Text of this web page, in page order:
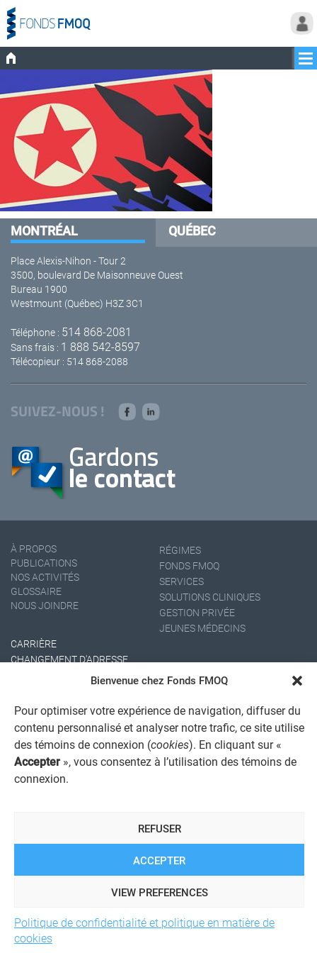
Bienvenue chez Fonds FMOQ
Pour optimiser votre expérience de navigation, diffuser du
contenu personnalisé et analyser notre trafic, ce site utilise
des témoins de connexion (cookies). En cliquant sur «
Accepter », vous consentez à l’utilisation des témoins de
connexion.
ACCEPTER
REFUSER
VIEW PREFERENCES
Politique de confidentialité et politique en matière de
cookies
MONTRÉAL QUÉBEC
Place Alexis-Nihon - Tour 2
3500, boulevard De Maisonneuve Ouest
Bureau 1900
Westmount (Québec) H3Z 3C1
Téléphone : 514 868-2081
Sans frais : 1 888 542-8597
Télécopieur : 514 868-2088
SUIVEZ-NOUS !
À PROPOS
PUBLICATIONS
NOS ACTIVITÉS
GLOSSAIRE
NOUS JOINDRE
RÉGIMES
FONDS FMOQ
SERVICES
SOLUTIONS CLINIQUES
GESTION PRIVÉE
JEUNES MÉDECINS
CARRIÈRE
CHANGEMENT D'ADRESSE
AVIS JURIDIQUE GÉNÉRAL
POLITIQUE DE TRAITEMENT DES PLAINTES
REGISTRE DES CONFLITS D'INTÉRÊTS
© 2026 Société de services financiers Fonds FMOQ inc.
droits réservés.